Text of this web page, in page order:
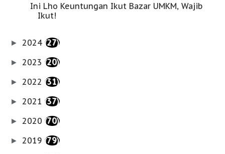
Ini Lho Keuntungan Ikut Bazar UMKM, Wajib
Ikut!
► 2024 (27)
► 2023 (20)
► 2022 (31)
► 2021 (37)
► 2020 (70)
► 2019 (79)